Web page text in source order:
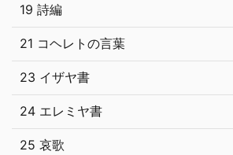
19 詩編
21 コヘレトの言葉
23 イザヤ書
24 エレミヤ書
25 哀歌